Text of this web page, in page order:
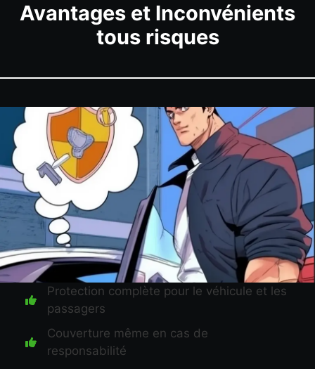
Avantages et Inconvénients
tous risques
Protection complète pour le véhicule et les
passagers
Couverture même en cas de
responsabilité